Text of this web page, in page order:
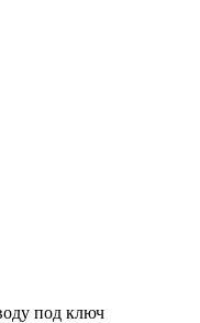
под ключ